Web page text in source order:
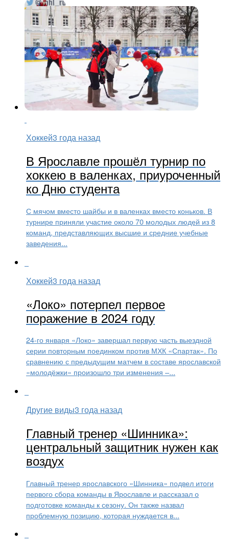
Хоккей3 года назад
В Ярославле прошёл турнир по
хоккею в валенках, приуроченный
ко Дню студента
С мячом вместо шайбы и в валенках вместо коньков. В
турнире приняли участие около 70 молодых людей из 8
команд, представляющих высшие и средние учебные
заведения...
Хоккей3 года назад
«Локо» потерпел первое
поражение в 2024 году
24-го января «Локо» завершал первую часть выездной
серии повторным поединком против МХК «Спартак». По
сравнению с предыдущим матчем в составе ярославской
«молодёжки» произошло три изменения –...
Другие виды3 года назад
Главный тренер «Шинника»:
центральный защитник нужен как
воздух
Главный тренер ярославского «Шинника» подвел итоги
первого сбора команды в Ярославле и рассказал о
подготовке команды к сезону. Он также назвал
проблемную позицию, которая нуждается в...